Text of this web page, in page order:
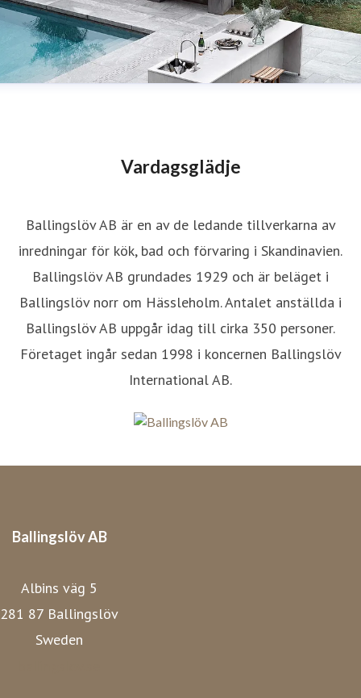
Vardagsglädje
Ballingslöv AB är en av de ledande tillverkarna av
inredningar för kök, bad och förvaring i Skandinavien.
Ballingslöv AB grundades 1929 och är beläget i
Ballingslöv norr om Hässleholm. Antalet anställda i
Ballingslöv AB uppgår idag till cirka 350 personer.
Företaget ingår sedan 1998 i koncernen Ballingslöv
International AB.
Ballingslöv AB
Albins väg 5
281 87 Ballingslöv
Sweden